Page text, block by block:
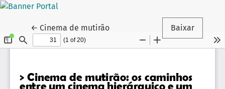
← Voltar aos Detalhes do Artigo
Cinema de mutirão Baixar